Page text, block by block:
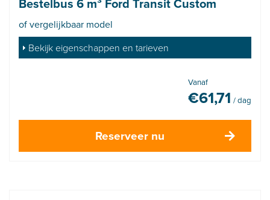
of vergelijkbaar model
Bekijk eigenschappen en tarieven
Vanaf
€61,71 / dag
Reserveer nu